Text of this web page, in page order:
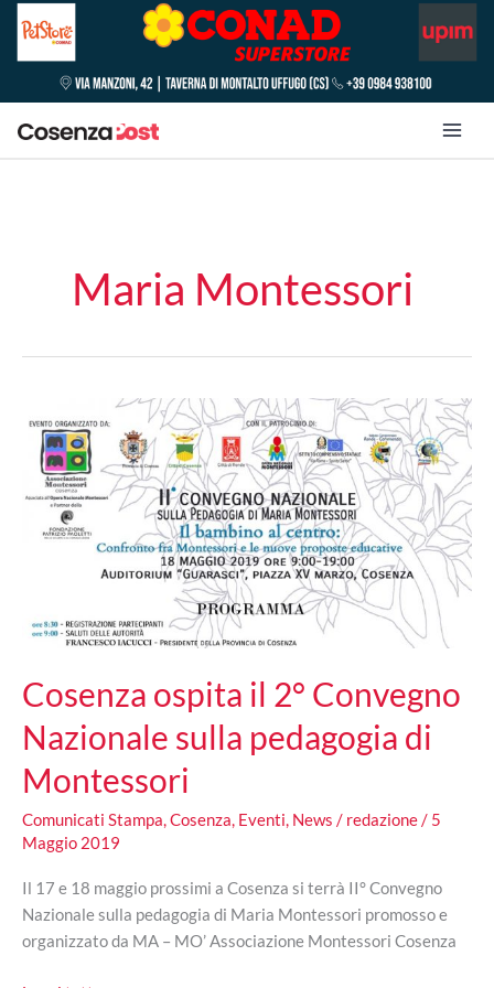
Maria Montessori
Cosenza ospita il 2° Convegno
Nazionale sulla pedagogia di
Montessori
Comunicati Stampa,Cosenza, Eventi, News / redazione/ 5
Maggio 2019
Il 17 e 18 maggio prossimi a Cosenza si terrà II° Convegno
Nazionale sulla pedagogia di Maria Montessori promosso e
organizzato da MA – MO’ Associazione Montessori Cosenza